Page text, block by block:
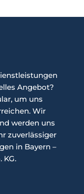
Angebot?
um uns
Wir
werden uns
zuverlässiger
in Bayern –
KG.